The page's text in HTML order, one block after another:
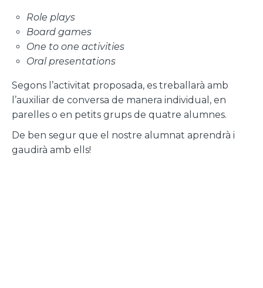
Role plays
Board games
One to one activities
Oral presentations
Segons l’activitat proposada, es treballarà amb
l’auxiliar de conversa de manera individual, en
parelles o en petits grups de quatre alumnes.
De ben segur que el nostre alumnat aprendrà i
gaudirà amb ells!